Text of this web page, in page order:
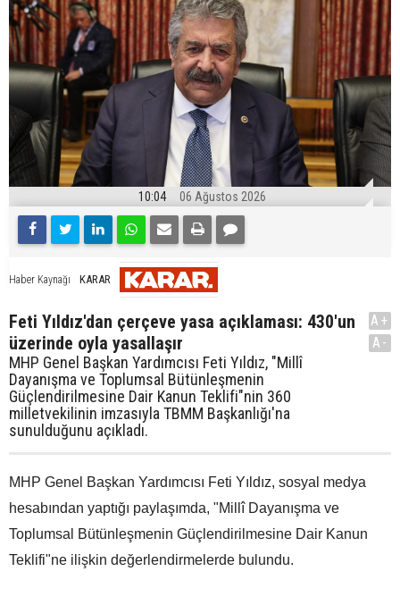
10:04 06 Ağustos 2026
Haber Kaynağı KARAR
Feti Yıldız'dan çerçeve yasa açıklaması: 430'un
üzerinde oyla yasallaşır
MHP Genel Başkan Yardımcısı Feti Yıldız, "Millî
Dayanışma ve Toplumsal Bütünleşmenin
Güçlendirilmesine Dair Kanun Teklifi"nin 360
milletvekilinin imzasıyla TBMM Başkanlığı'na
sunulduğunu açıkladı.
A+
A-
MHP Genel Başkan Yardımcısı Feti Yıldız, sosyal medya
hesabından yaptığı paylaşımda, "Millî Dayanışma ve
Toplumsal Bütünleşmenin Güçlendirilmesine Dair Kanun
Teklifi"ne ilişkin değerlendirmelerde bulundu.